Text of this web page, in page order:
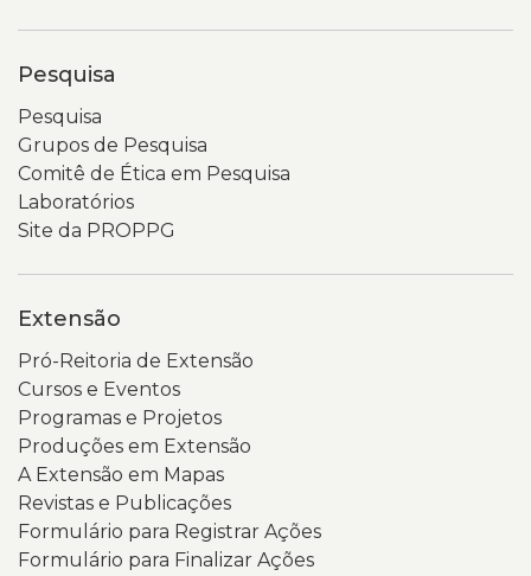
Pesquisa
Pesquisa
Grupos de Pesquisa
Comitê de Ética em Pesquisa
Laboratórios
Site da PROPPG
Extensão
Pró-Reitoria de Extensão
Cursos e Eventos
Programas e Projetos
Produções em Extensão
A Extensão em Mapas
Revistas e Publicações
Formulário para Registrar Ações
Formulário para Finalizar Ações